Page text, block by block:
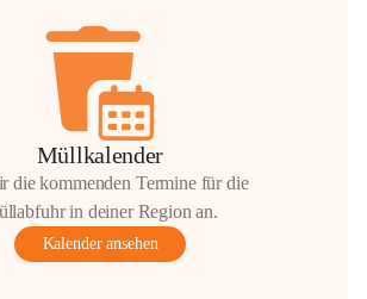
Müllkalender
die kommenden Termine für die
in deiner Region an.
Kalender ansehen